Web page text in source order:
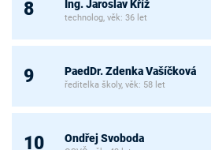
8 Ing. Jaroslav Kříž
technolog, věk: 36 let
9 PaedDr. Zdenka Vašíčková
ředitelka školy, věk: 58 let
10 Ondřej Svoboda